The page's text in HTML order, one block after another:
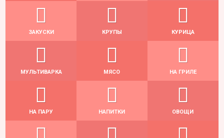
ЗАКУСКИ КРУПЫ КУРИЦА
МУЛЬТИВАРКА МЯСО НА ГРИЛЕ
НА ПАРУ НАПИТКИ ОВОЩИ